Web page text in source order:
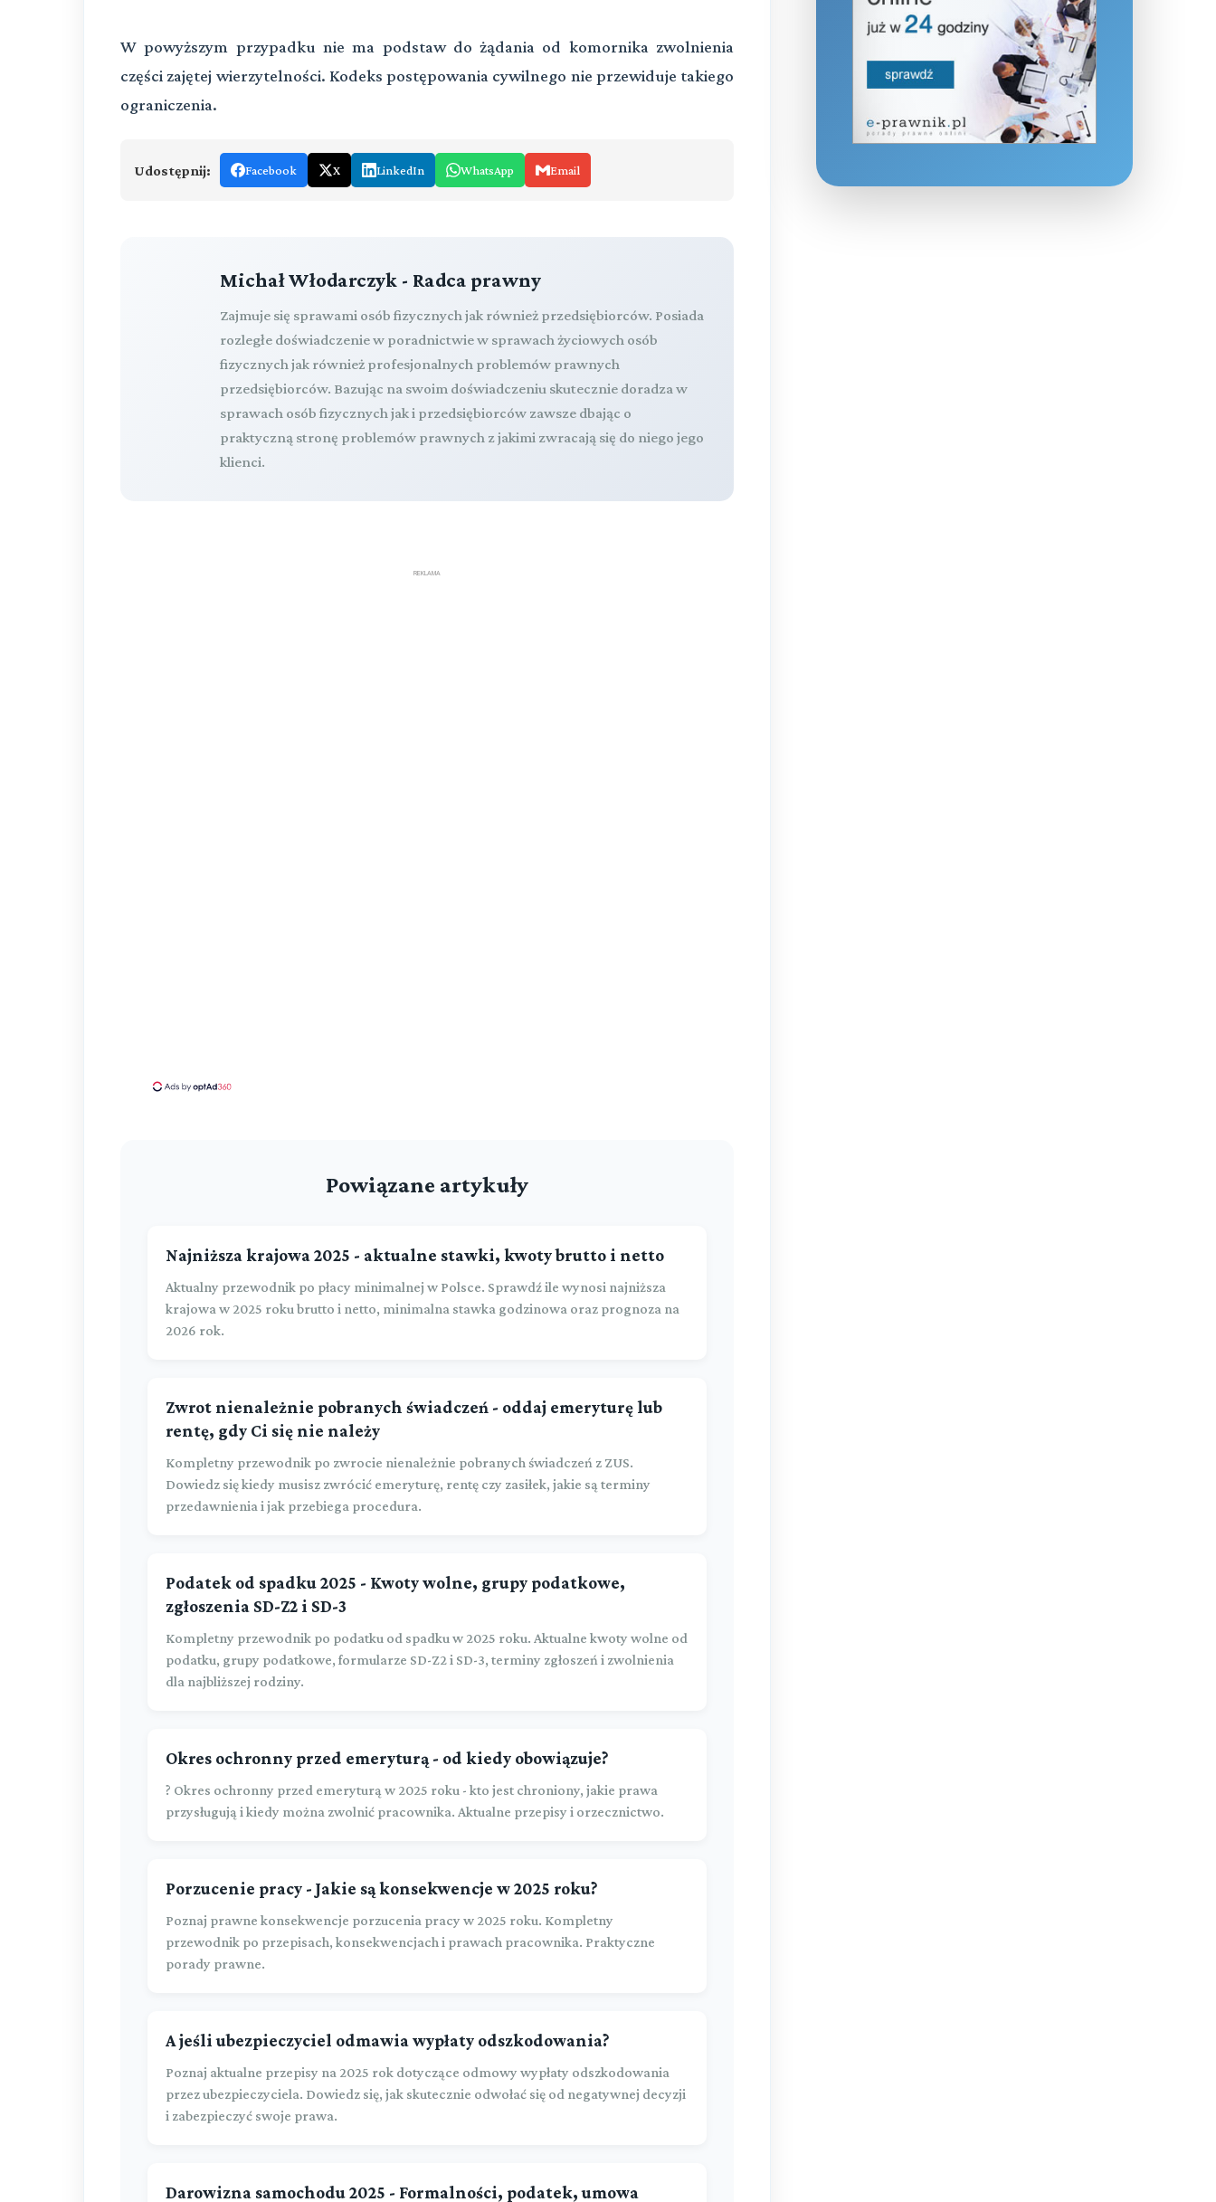
W powyższym przypadku nie ma podstaw do żądania od komornika zwolnienia
części zajętej wierzytelności. Kodeks postępowania cywilnego nie przewiduje takiego
ograniczenia.
Udostępnij: Facebook X LinkedIn WhatsApp Email
Michał Włodarczyk - Radca prawny
Zajmuje się sprawami osób fizycznych jak również przedsiębiorców. Posiada
rozległe doświadczenie w poradnictwie w sprawach życiowych osób
fizycznych jak również profesjonalnych problemów prawnych
przedsiębiorców. Bazując na swoim doświadczeniu skutecznie doradza w
sprawach osób fizycznych jak i przedsiębiorców zawsze dbając o
praktyczną stronę problemów prawnych z jakimi zwracają się do niego jego
klienci.
REKLAMA
Powiązane artykuły
Najniższa krajowa 2025 - aktualne stawki, kwoty brutto i netto
Aktualny przewodnik po płacy minimalnej w Polsce. Sprawdź ile wynosi najniższa
krajowa w 2025 roku brutto i netto, minimalna stawka godzinowa oraz prognoza na
2026 rok.
Zwrot nienależnie pobranych świadczeń - oddaj emeryturę lub
rentę, gdy Ci się nie należy
Kompletny przewodnik po zwrocie nienależnie pobranych świadczeń z ZUS.
Dowiedz się kiedy musisz zwrócić emeryturę, rentę czy zasiłek, jakie są terminy
przedawnienia i jak przebiega procedura.
Podatek od spadku 2025 - Kwoty wolne, grupy podatkowe,
zgłoszenia SD-Z2 i SD-3
Kompletny przewodnik po podatku od spadku w 2025 roku. Aktualne kwoty wolne od
podatku, grupy podatkowe, formularze SD-Z2 i SD-3, terminy zgłoszeń i zwolnienia
dla najbliższej rodziny.
Okres ochronny przed emeryturą - od kiedy obowiązuje?
? Okres ochronny przed emeryturą w 2025 roku - kto jest chroniony, jakie prawa
przysługują i kiedy można zwolnić pracownika. Aktualne przepisy i orzecznictwo.
Porzucenie pracy - Jakie są konsekwencje w 2025 roku?
Poznaj prawne konsekwencje porzucenia pracy w 2025 roku. Kompletny
przewodnik po przepisach, konsekwencjach i prawach pracownika. Praktyczne
porady prawne.
A jeśli ubezpieczyciel odmawia wypłaty odszkodowania?
Poznaj aktualne przepisy na 2025 rok dotyczące odmowy wypłaty odszkodowania
przez ubezpieczyciela. Dowiedz się, jak skutecznie odwołać się od negatywnej decyzji
i zabezpieczyć swoje prawa.
Darowizna samochodu 2025 - Formalności, podatek, umowa